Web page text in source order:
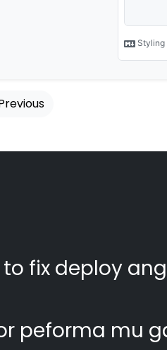
to fix deploy
peforma mu